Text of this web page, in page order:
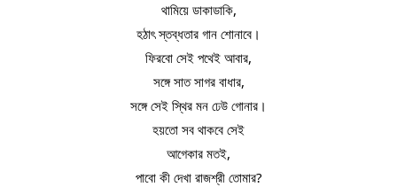
থামিয়ে ডাকাডাকি,
হঠাৎ স্তব্ধতার গান শোনাবে।
ফিরবো সেই পথেই আবার,
সঙ্গে সাত সাগর বাধার,
সঙ্গে সেই স্থির মন ঢেউ গোনার।
হয়তো সব থাকবে সেই
আগেকার মতই,
পাবো কী দেখা রাজশ্রী তোমার?